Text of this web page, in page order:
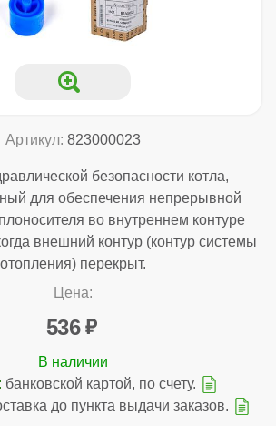
Артикул: 823000023
безопасности котла,
для обеспечения непрерывной
во внутреннем контуре
внешний контур (контур системы
отопления) перекрыт.
Цена:
536
банковской картой, по счету.
до пункта выдачи заказов.